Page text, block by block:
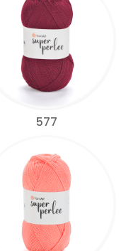
577